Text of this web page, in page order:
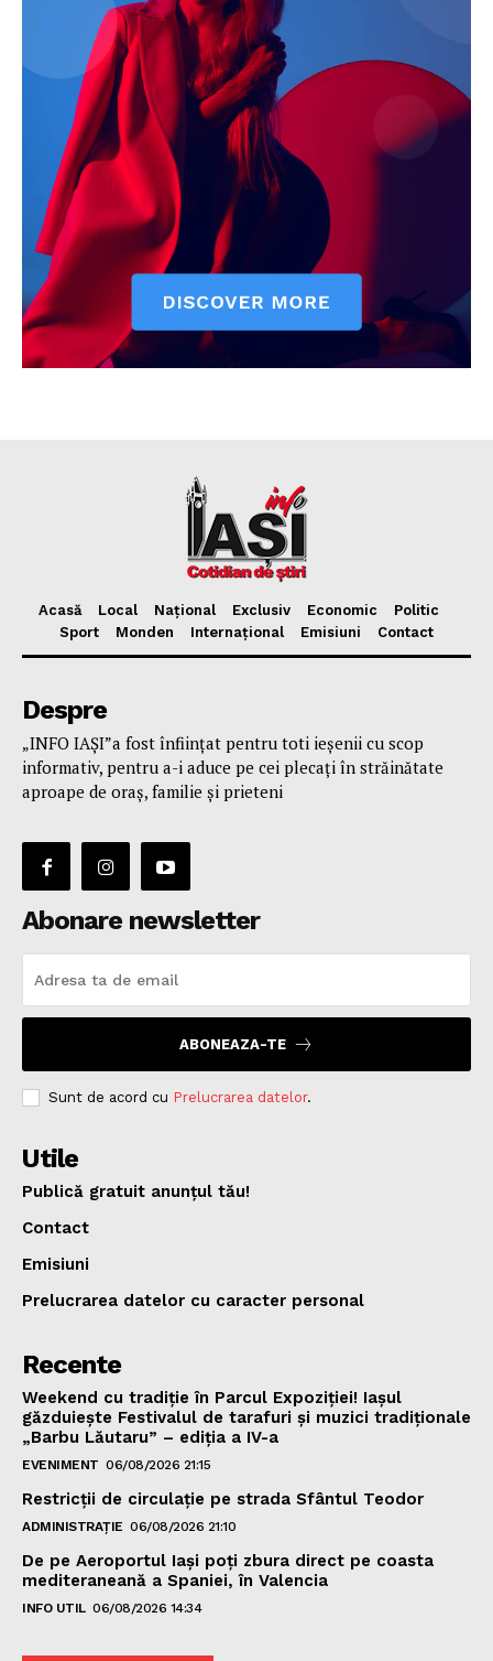
Emisiuni
Prelucrarea datelor cu caracter personal
Acasă Local Național Exclusiv Economic
Politic
Sport
Monden Internațional Emisiuni Contact
Despre
„INFO IAȘI”a fost înfiinţat pentru toti ieşenii cu scop
informativ, pentru a-i aduce pe cei plecaţi în străinătate
aproape de oraş, familie și prieteni
Abonare newsletter
ABONEAZA-TE
Sunt de acord cu Prelucrarea datelor.
Utile
Publică gratuit anunțul tău!
Contact
Emisiuni
Prelucrarea datelor cu caracter personal
Recente
Weekend cu tradiție în Parcul Expoziției! Iașul
găzduiește Festivalul de tarafuri și muzici tradiționale
„Barbu Lăutaru” – ediția a IV-a
EVENIMENT 06/08/2026 21:15
Restricții de circulație pe strada Sfântul Teodor
ADMINISTRAȚIE 06/08/2026 21:10
De pe Aeroportul Iași poți zbura direct pe coasta
mediteraneană a Spaniei, în Valencia
INFO UTIL 06/08/2026 14:34